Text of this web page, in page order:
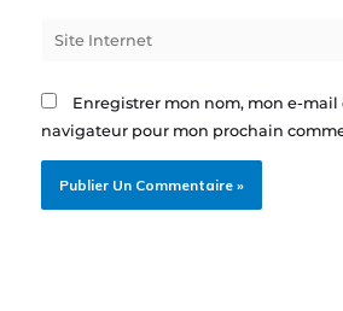
Site
Enregistrer mon nom, mon e-mail
navigateur pour mon prochain